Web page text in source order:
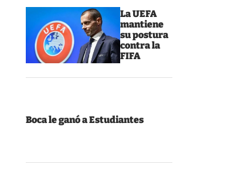
La UEFA
mantiene
su postura
contra la
FIFA
Boca le ganó a Estudiantes